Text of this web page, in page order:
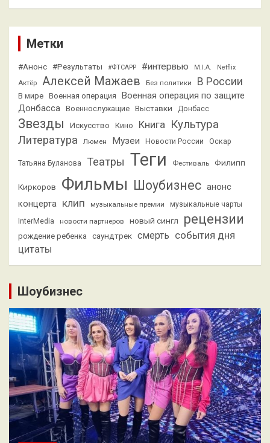
Метки
#Анонс #Результаты #ФТСАРР #интервью M.I.A. Netflix
Актёр Алексей Мажаев Без политики В России
В мире Военная операция
Военная операция по защите
Донбасса Военнослужащие Выставки Донбасс
Звезды Искусство Кино Книга Культура
Литература Люмен Музеи Новости России Оскар
Татьяна Буланова Театры Теги Фестиваль Филипп
Киркоров Фильмы Шоубизнес анонс
концерта клип музыкальные премии
музыкальные чарты
InterMedia
новости партнеров новый сингл рецензии
рождение ребенка саундтрек смерть события дня
цитаты
Шоубизнес